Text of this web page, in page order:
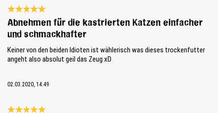
Bewertung mit 5 von 5 Sternen
Abnehmen für die kastrierten Katzen einfacher
und schmackhafter
Keiner von den beiden Idioten ist wählerisch was dieses trockenfutter
angeht also absolut geil das Zeug xD
02.03.2020, 14:49